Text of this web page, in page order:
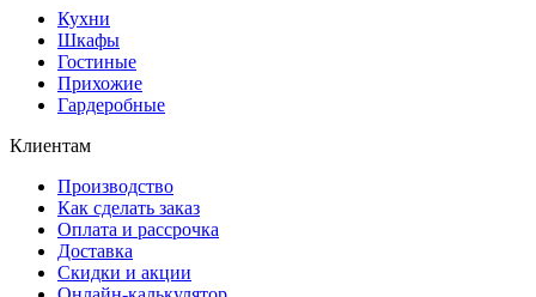
Кухни
Шкафы
Гостиные
Прихожие
Гардеробные
Клиентам
Производство
Как сделать заказ
Оплата и рассрочка
Доставка
Скидки и акции